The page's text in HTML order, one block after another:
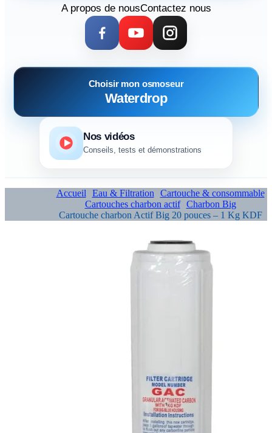
A propos de nousContactez nous
Choisir mon osmoseur
Waterdrop
Nos vidéos
Conseils, tests et démonstrations
Accueil Eau & Filtration
Cartouche & consommable
Cartouches charbon actif
Charbon Big
Cartouche charbon Actif Big 20 pouces – 1 Kg KDF